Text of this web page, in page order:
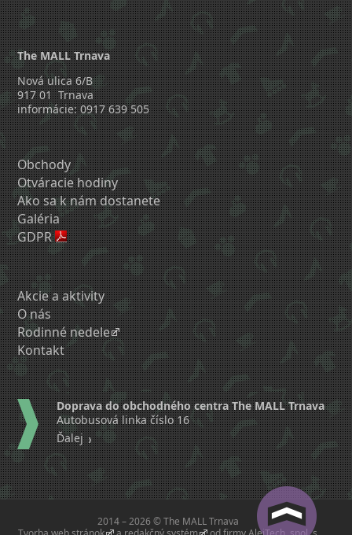
The MALL Trnava
Nová ulica 6/B
917 01 Trnava
informácie: 0917 639 505
Obchody
Otváracie hodiny
Ako sa k nám dostanete
Galéria
GDPR
Akcie a aktivity
O nás
Rodinné nedele
Kontakt
Doprava do obchodného centra The MALL Trnava
Autobusová linka číslo 16
Ďalej
2014 – 2026 © The MALL Trnava